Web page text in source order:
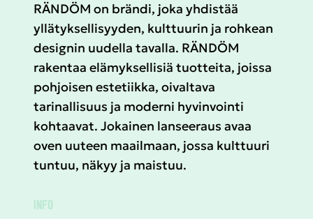
RÄNDÖM on brändi, joka yhdistää
yllätyksellisyyden, kulttuurin ja rohkean
designin uudella tavalla. RÄNDÖM
rakentaa elämyksellisiä tuotteita, joissa
pohjoisen estetiikka, oivaltava
tarinallisuus ja moderni hyvinvointi
kohtaavat. Jokainen lanseeraus avaa
oven uuteen maailmaan, jossa kulttuuri
tuntuu, näkyy ja maistuu.
INFO